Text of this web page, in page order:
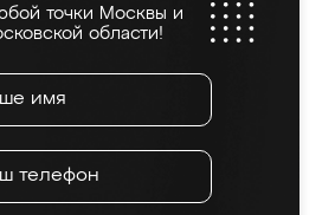
точки Москвы и
области!